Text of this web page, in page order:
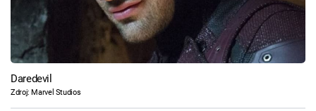
Daredevil
Zdroj: Marvel Studios